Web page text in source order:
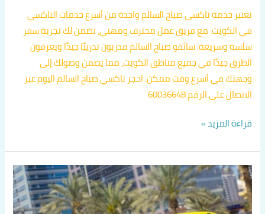
تعتبر خدمة تاكسي صباح السالم واحدة من أسرع خدمات التاكسي
في الكويت. مع فريق عمل محترف ومهني، تضمن لك تجربة سفر
سلسة وسريعة. سائقو صباح السالم مدربون تدريبًا جيدًا ويعرفون
الطرق جيدًا في جميع مناطق الكويت، مما يضمن وصولك إلى
وجهتك في أسرع وقت ممكن. احجز تاكسي صباح السالم اليوم عبر
الاتصال على الرقم 60036648
قراءة المزيد »
تاكسي
الكويت
60036648